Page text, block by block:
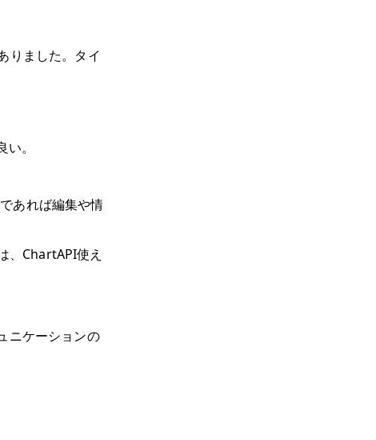
りました。タイ
。
あれば編集や情
、ChartAPI使え
ニケーションの